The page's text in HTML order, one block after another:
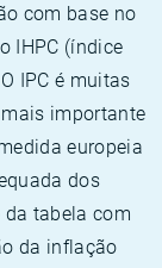
com base no
IHPC (índice
IPC é muitas
importante
europeia
dos
da tabela com
da inflação